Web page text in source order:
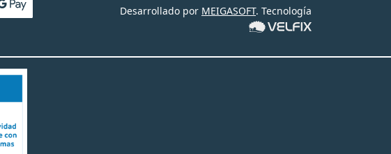
Desarrollado por MEIGASOFT. Tecnología